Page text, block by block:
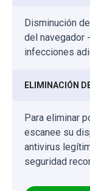
Disminución
del navegador
infecciones
ELIMINACIÓN
Para eliminar
escanee su
antivirus
seguridad